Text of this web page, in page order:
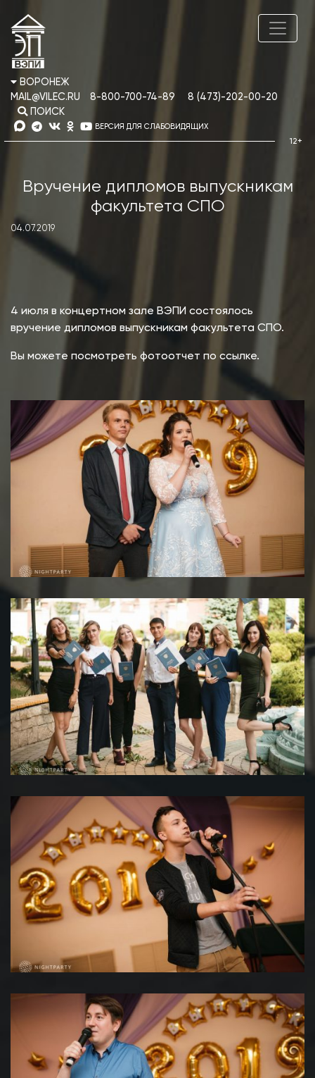
ВОРОНЕЖ
MAIL@VILEC.RU
8-800-700-74-89
8 (473)-202-00-20
ПОИСК
ВЕРСИЯ ДЛЯ СЛАБОВИДЯЩИХ
Вручение дипломов выпускникам
факультета СПО
04.07.2019
4 июля в концертном зале ВЭПИ состоялось
вручение дипломов выпускникам факультета СПО.
Вы можете посмотреть фотоотчет по ссылке.